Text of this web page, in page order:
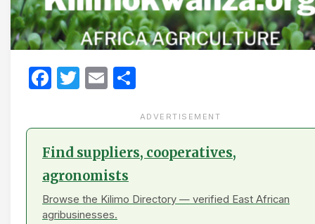
Facebook
Twitter
Email
ADVERTISEMENT
Find suppliers, cooperatives,
agronomists
Browse the Kilimo Directory — verified East African
agribusinesses.